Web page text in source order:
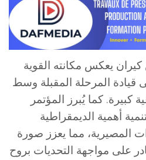
كيران يعكس مكانته القوية
قيادة المرحلة المقبلة وسط
كبيرة. كما يُبرز المؤتمر
أهمية الديمقراطية
المصيرية، مما يعزز صورة
على مواجهة التحديات بروح